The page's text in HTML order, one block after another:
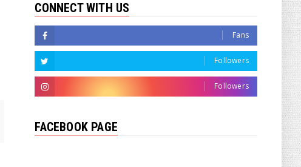
CONNECT WITH US
Fans
Followers
Followers
FACEBOOK PAGE